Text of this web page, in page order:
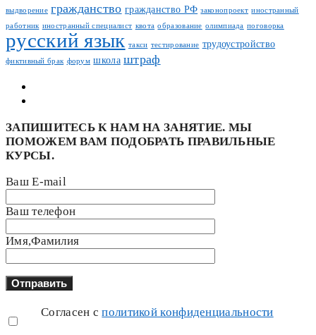
выдворение гражданство гражданство РФ законопроект иностранный
работник иностранный специалист квота образование олимпиада поговорка
русский язык такси тестирование трудоустройство
фиктивный брак форум школа штраф
ЗАПИШИТЕСЬ К НАМ НА ЗАНЯТИЕ. МЫ
ПОМОЖЕМ ВАМ ПОДОБРАТЬ ПРАВИЛЬНЫЕ
КУРСЫ.
Ваш E-mail
Ваш телефон
Имя,Фамилия
Согласен сполитикой конфиденциальности